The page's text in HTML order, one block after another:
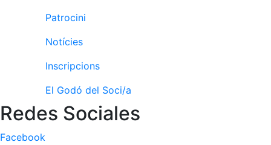
Patrocini
Notícies
Inscripcions
El Godó del Soci/a
Redes Sociales
Facebook